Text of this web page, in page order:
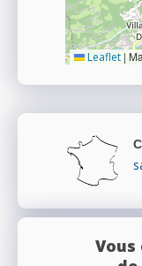
Leaflet |